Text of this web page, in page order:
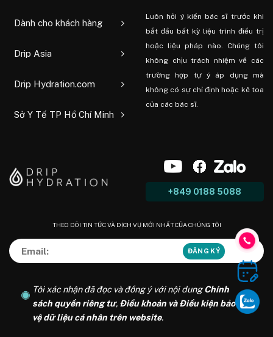
Dành cho khách hàng
Drip Asia
Drip Hydration.com
Sở Y Tế TP Hồ Chí Minh
Luôn hỏi ý kiến ​​bác sĩ trước khi
bắt đầu bất kỳ liệu trình điều trị
hoặc liệu pháp nào. Chúng tôi
không chịu trách nhiệm về các
trường hợp tự ý áp dụng mà
không có sự chỉ định hoặc kê toa
của các bác sĩ.
+849 0188 5088
THEO DÕI TIN TỨC VÀ DỊCH VỤ MỚI NHẤT CỦA CHÚNG TÔI
Tôi xác nhận đã đọc và đồng ý với nội dungChính
sách quyền riêng tư, Điều khoản và Điều kiện bảo
vệ dữ liệu cá nhân trên website.